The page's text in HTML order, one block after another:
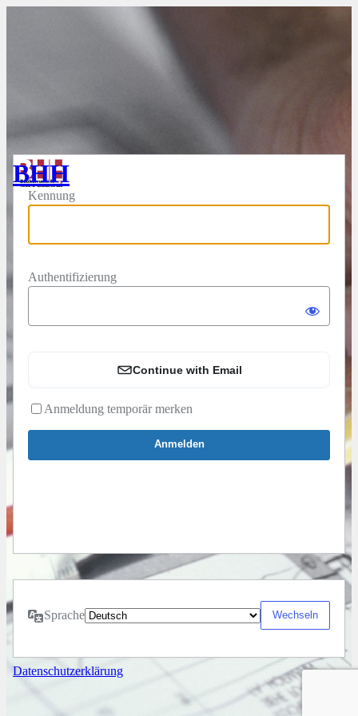
Anmelden
BHH
Kennung
Authentifizierung
Continue with Email
Anmeldung temporär merken
Sprache
Datenschutzerklärung